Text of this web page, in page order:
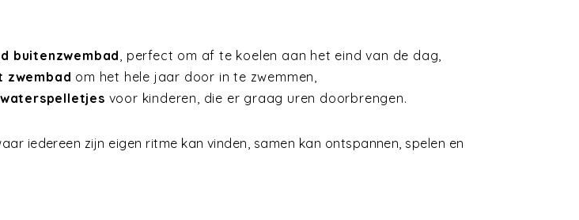
buitenzwembad, perfect om af te koelen aan het eind van de dag,
zwembad om het hele jaar door in te zwemmen,
waterspelletjes voor kinderen, die er graag uren doorbrengen.
iedereen zijn eigen ritme kan vinden, samen kan ontspannen, spelen en